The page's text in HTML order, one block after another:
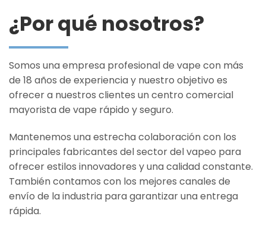
¿Por qué nosotros?
Somos una empresa profesional de vape con más
de 18 años de experiencia y nuestro objetivo es
ofrecer a nuestros clientes un centro comercial
mayorista de vape rápido y seguro.
Mantenemos una estrecha colaboración con los
principales fabricantes del sector del vapeo para
ofrecer estilos innovadores y una calidad constante.
También contamos con los mejores canales de
envío de la industria para garantizar una entrega
rápida.